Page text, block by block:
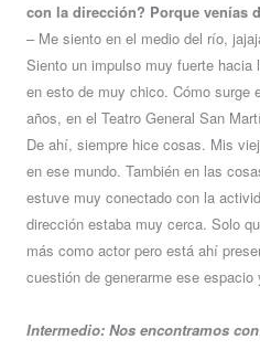
con la dirección? Porque venías
– Me siento en el medio del río,
Siento un impulso muy fuerte
en esto de muy chico. Cómo surge
años, en el Teatro General San
De ahí, siempre hice cosas. Mis
en ese mundo. También en las
estuve muy conectado con la
dirección estaba muy cerca. Solo
más como actor pero está ahí
cuestión de generarme ese espacio
Intermedio: Nos encontramos